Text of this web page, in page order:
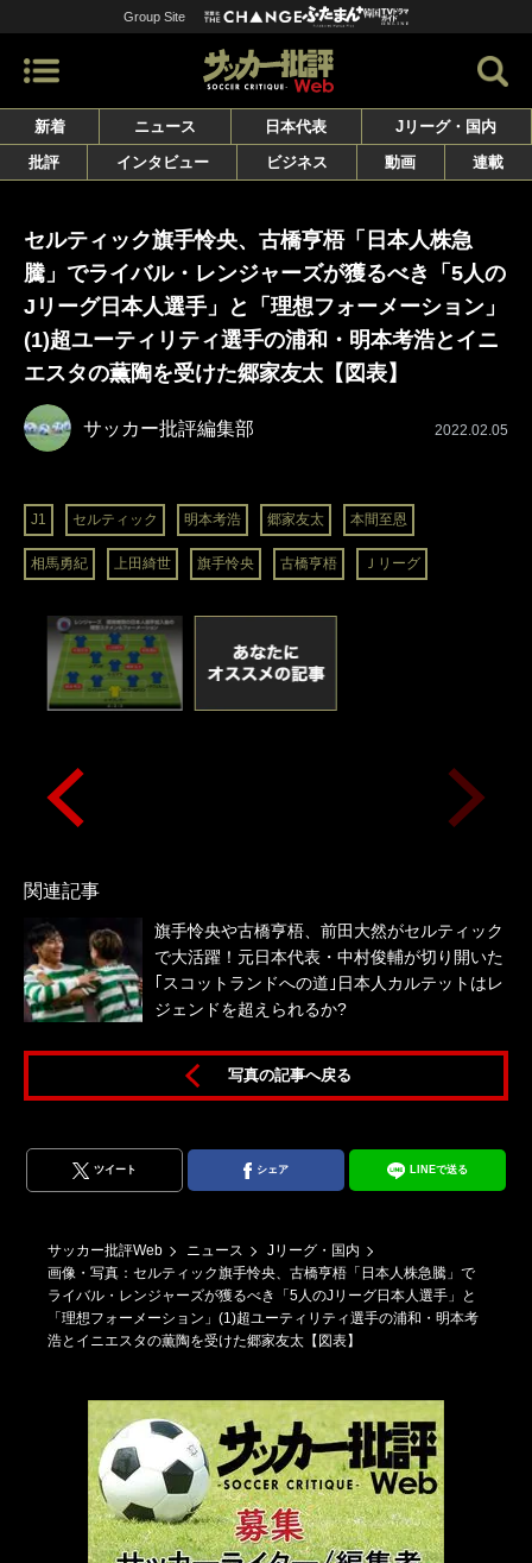
Group Site
新着 ニュース 日本代表
Jリーグ・国内
批評
インタビュー ビジネス 動画 連載
セルティック旗手怜央、古橋亨梧「日本人株急
騰」でライバル・レンジャーズが獲るべき「5人の
Jリーグ日本人選手」と「理想フォーメーション」
(1)超ユーティリティ選手の浦和・明本考浩とイニ
エスタの薫陶を受けた郷家友太【図表】
サッカー批評編集部 2022.02.05
J1 セルティック 明本考浩 郷家友太 本間至恩
相馬勇紀 上田綺世 旗手怜央 古橋亨梧 Ｊリーグ
関連記事
旗手怜央や古橋亨梧、前田大然がセルティック
で大活躍！元日本代表・中村俊輔が切り開いた
｢スコットランドへの道｣日本人カルテットはレ
ジェンドを超えられるか?
写真の記事へ戻る
ツイート シェア LINEで送る
サッカー批評Web ニュース
Jリーグ・国内
画像・写真：セルティック旗手怜央、古橋亨梧「日本人株急騰」で
ライバル・レンジャーズが獲るべき「5人のJリーグ日本人選手」と
「理想フォーメーション」(1)超ユーティリティ選手の浦和・明本考
浩とイニエスタの薫陶を受けた郷家友太【図表】